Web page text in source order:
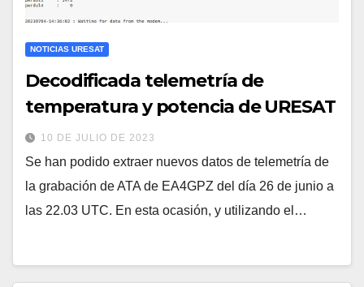
NOTICIAS URESAT
Decodificada telemetría de
temperatura y potencia de URESAT
10 DE JULIO DE 2023
Se han podido extraer nuevos datos de telemetría de
la grabación de ATA de EA4GPZ del día 26 de junio a
las 22.03 UTC. En esta ocasión, y utilizando el…